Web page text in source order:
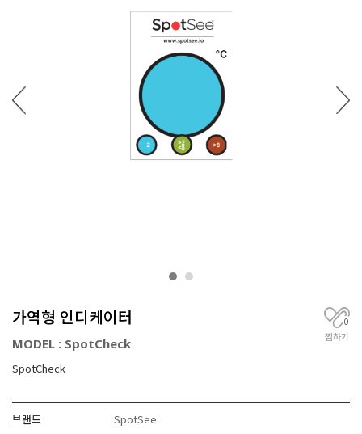
기
,
문
가역형 인디케이터
MODEL : SpotCheck
SpotCheck
0
찜하기
브랜드 SpotSee